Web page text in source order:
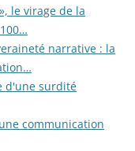
le virage de la
narrative : la
d'une surdité
communication